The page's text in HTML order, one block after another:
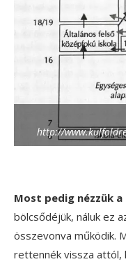
http://
Most pedig nézzük
bölcsődéjük, náluk ez
összevonva működik.
rettennék vissza attól,